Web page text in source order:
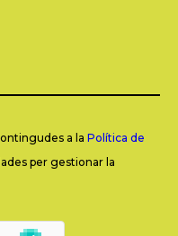
a la Política de
per gestionar la